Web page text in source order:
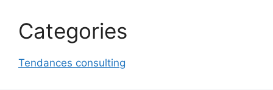
Categories
Tendances consulting